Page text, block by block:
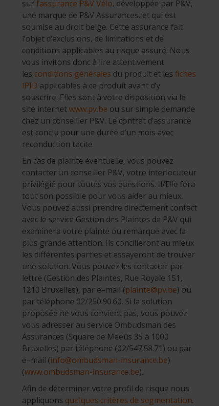
sur l’assurance P&V Vélo, développée par P&V,
une marque de P&V Assurances, et qui est
soumise au droit belge. Cette assurance fait
l’objet d’exclusions, de limitations et de
conditions applicables au risque assuré. Nous
vous invitons donc à lire attentivement
les conditions générales du produit et les fiches
IPID applicables à ce produit avant d’y
souscrire. Elles sont à votre disposition via le
site internetwww.pv.be ou sur simple demande
chez un conseiller P&V. Le contrat d’assurance
est conclu pour une durée d’un mois avec
reconduction tacite.
En cas de plainte éventuelle, vous pouvez
contacter un conseiller P&V, votre interlocuteur
privilégié pour toutes vos questions. Il/Elle fera
tout son possible pour vous aider au mieux.
Vous pouvez aussi prendre directement contact
avec le service Gestion des Plaintes de P&V qui
examinera votre plainte ou remarque avec la
plus grande attention. Ils concilieront au mieux
les différentes parties et essayeront de trouver
une solution. Vous pouvez les contacter par
lettre (Gestion des Plaintes, Rue Royale 151,
1210 Bruxelles), par e–mail (plainte@pv.be) ou
par téléphone 02/250.90.60. Si la solution
proposée ne vous convient pas, vous pouvez
vous adresser au service Ombudsman des
Assurances (Square de Meeûs 35 à 1000
Bruxelles) par téléphone (02/547.58.71) ou par
e–mail (info@ombudsman-insurance.be)
(www.ombudsman-insurance.be).
Afin de déterminer votre profil de risque nous
appliquons quelques critères de segmentation.